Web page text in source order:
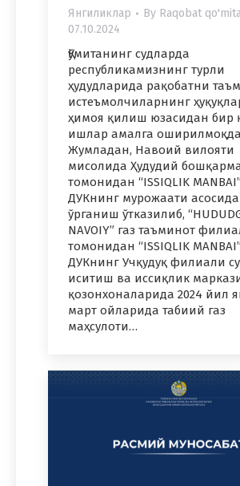
Янгиликлар By Raqobat
07.10.2024
Қўмитанинг судларда
республикамизнинг турли
ҳудудларида рақобатни
истеъмолчиларнинг
ҳимоя қилиш юзасидан бир
ишлар амалга
Жумладан, Навоий вилояти
мисолида Ҳудудий
томонидан “ISSIQLIK MANBAI”
ДУКнинг мурожаати асосида
ўрганиш ўтказилиб,
NAVOIY” газ таъминот
томонидан “ISSIQLIK MANBAI”
ДУКнинг Учқудуқ филиали
иситиш ва иссиқлик
қозонхоналарида 2024 йил
март ойларида табиий газ
маҳсулоти…